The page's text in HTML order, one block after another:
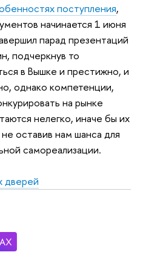
поступления,
начинается 1 июня
парад презентаций
подчеркнув то
в Вышке и престижно, и
однако компетенции,
на рынке
нелегко, иначе бы их
оставив нам шанса для
самореализации.
дверей